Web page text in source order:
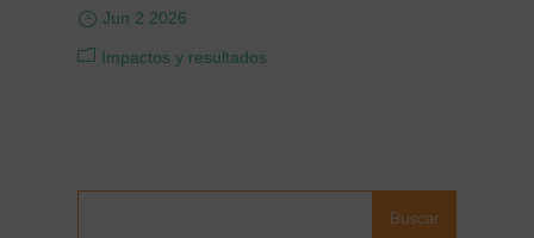
Jun 2 2026
Impactos y resultados
Buscar